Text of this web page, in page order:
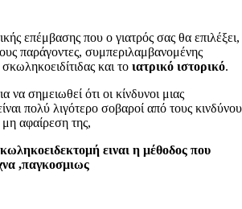
επέμβασης που ο γιατρός σας θα επιλέξει,
παράγοντες, συμπεριλαμβανομένης
σκωληκοειδίτιδας και το ιατρικό ιστορικό.
να σημειωθεί ότι οι κίνδυνοι μιας
πολύ λιγότερο σοβαροί από τους
μη αφαίρεση της,
ειναι η μέθοδος που
,παγκοσμιως